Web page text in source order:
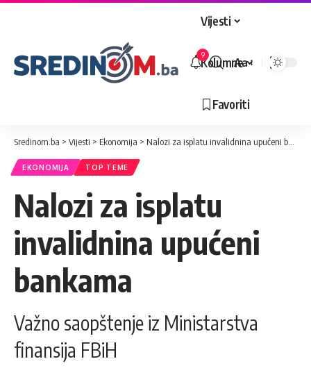
Vijesti
Kolumne
Favoriti
9
Veličina
Aa
Sredinom.ba > Vijesti > Ekonomija > Nalozi za isplatu invalidnina upućeni bankama
EKONOMIJA TOP TEME
Nalozi za isplatu
invalidnina upućeni
bankama
Važno saopštenje iz Ministarstva
finansija FBiH